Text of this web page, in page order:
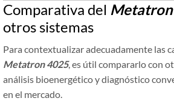
Comparativa del
otros sistemas
Para contextualizar adecuadamente las
Metatron 4025, es útil compararlo con
análisis bioenergético y diagnóstico
en el mercado.